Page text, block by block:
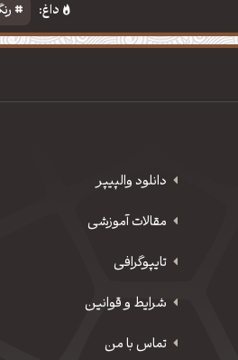
داغ:
دانلود‌ والپیپر
مقالات آموزشی
‌تایپوگرافی
شرایط و قوانین
تماس با من